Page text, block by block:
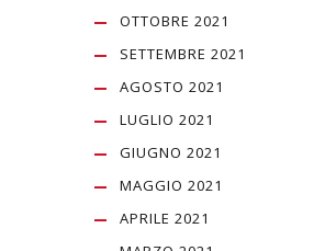
OTTOBRE 2021
SETTEMBRE 2021
AGOSTO 2021
LUGLIO 2021
GIUGNO 2021
MAGGIO 2021
APRILE 2021